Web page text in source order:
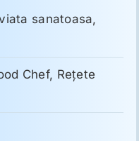
sanatoasa,
Chef, Reţete